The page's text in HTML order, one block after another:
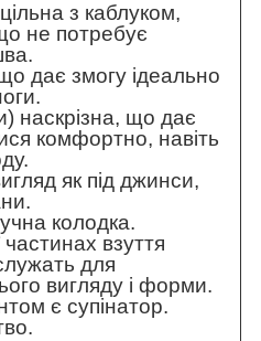
з каблуком,
не потребує
дає змогу ідеально
наскрізна, що дає
комфортно, навіть
як під джинси,
колодка.
частинах взуття
для
вигляду і форми.
є супінатор.